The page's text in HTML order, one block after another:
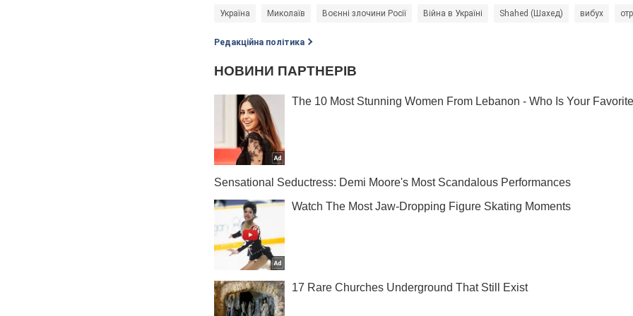
Україна Миколаїв Воєнні злочини Росії Війна в Україні Shahed (Шахед) вибух
Редакційна політика